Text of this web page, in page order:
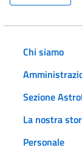
Chi siamo
Sezione
La nostra
Personale